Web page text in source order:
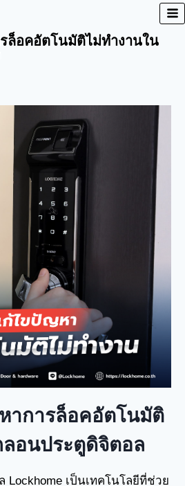
ล็อคอัตโนมัติไม่ทำงานใน
าการล็อคอัตโนมัติ
อนประตูดิจิตอล
Lockhome เป็นเทคโนโลยีที่ช่วย